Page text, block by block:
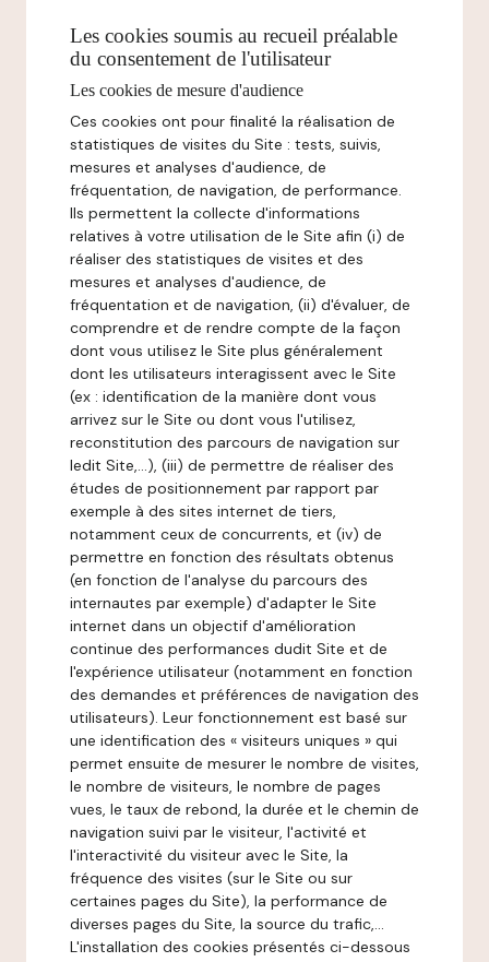
Les cookies soumis au recueil préalable
du consentement de l'utilisateur
Les cookies de mesure d'audience
Ces cookies ont pour finalité la réalisation de
statistiques de visites du Site : tests, suivis,
mesures et analyses d'audience, de
fréquentation, de navigation, de performance.
Ils permettent la collecte d'informations
relatives à votre utilisation de le Site afin (i) de
réaliser des statistiques de visites et des
mesures et analyses d'audience, de
fréquentation et de navigation, (ii) d'évaluer, de
comprendre et de rendre compte de la façon
dont vous utilisez le Site plus généralement
dont les utilisateurs interagissent avec le Site
(ex : identification de la manière dont vous
arrivez sur le Site ou dont vous l'utilisez,
reconstitution des parcours de navigation sur
ledit Site,...), (iii) de permettre de réaliser des
études de positionnement par rapport par
exemple à des sites internet de tiers,
notamment ceux de concurrents, et (iv) de
permettre en fonction des résultats obtenus
(en fonction de l'analyse du parcours des
internautes par exemple) d'adapter le Site
internet dans un objectif d'amélioration
continue des performances dudit Site et de
l'expérience utilisateur (notamment en fonction
des demandes et préférences de navigation des
utilisateurs). Leur fonctionnement est basé sur
une identification des « visiteurs uniques » qui
permet ensuite de mesurer le nombre de visites,
le nombre de visiteurs, le nombre de pages
vues, le taux de rebond, la durée et le chemin de
navigation suivi par le visiteur, l'activité et
l'interactivité du visiteur avec le Site, la
fréquence des visites (sur le Site ou sur
certaines pages du Site), la performance de
diverses pages du Site, la source du trafic,...
L'installation des cookies présentés ci-dessous